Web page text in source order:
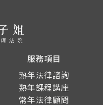
服務項目
熟年法律諮詢
熟年課程講座
常年法律顧問